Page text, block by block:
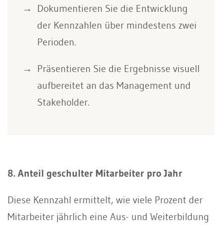
Dokumentieren Sie die Entwicklung
der Kennzahlen über mindestens zwei
Perioden.
Präsentieren Sie die Ergebnisse visuell
aufbereitet an das Management und
Stakeholder.
8. Anteil geschulter Mitarbeiter pro Jahr
Diese Kennzahl ermittelt, wie viele Prozent der
Mitarbeiter jährlich eine Aus- und Weiterbildung